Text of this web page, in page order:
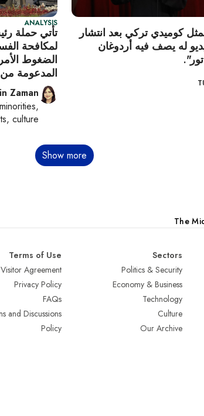
كوميدي تركي بعد انتشار
له يصف فيه أردوغان
ANALYSIS
تأتي حملة
لمكافحة
الضغوط
المدعومة
Zaman
culture
Show more
The
Sectors
Politics & Security
Economy & Business
Technology
Culture
Our Archive
Terms of Use
Visitor Agreement
Privacy Policy
FAQs
and Discussions
Policy